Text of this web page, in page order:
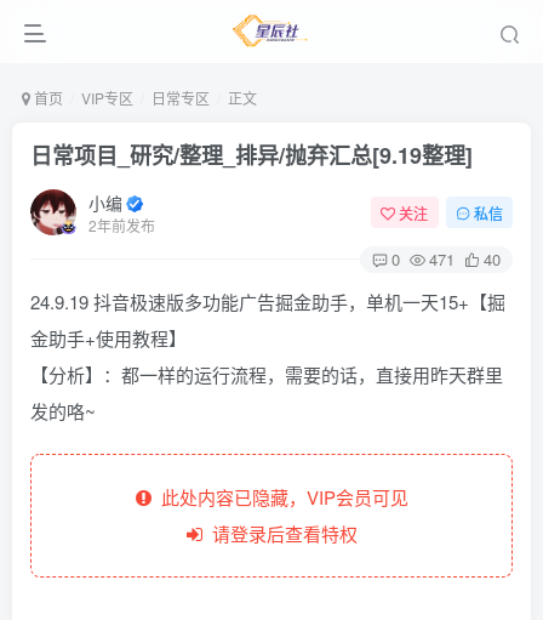
首页 VIP专区 日常专区 正文
日常项目_研究/整理_排异/抛弃汇总[9.19整理]
小编
2年前发布
关注 私信
0 471 40
24.9.19 抖音极速版多功能广告掘金助手，单机一天15+【掘
金助手+使用教程】
【分析】：都一样的运行流程，需要的话，直接用昨天群里
发的咯~
此处内容已隐藏，VIP会员可见
请登录后查看特权